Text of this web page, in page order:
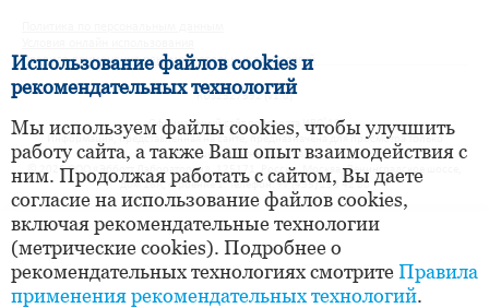
Правила применения рекомендательных технологий
RUS2327592 (v1.0)
Официальный сайт препарата ИРС 19
Информация, представленная на сайте, предназначена для просмотра только
совершеннолетними лицами.
© 2026 ООО «Эбботт Лэбораториз», 125171, Россия, Москва, Ленинградское шоссе,
дом 16А, строение 1. Телефон: +7 (495) 258 42 80
Использование файлов cookies и
рекомендательных технологий
Мы используем файлы cookies, чтобы улучшить
работу сайта, а также Ваш опыт взаимодействия с
ним. Продолжая работать с сайтом, Вы даете
согласие на использование файлов cookies,
включая рекомендательные технологии
(метрические cookies). Подробнее о
рекомендательных технологиях смотритеПравила
применения рекомендательных технологий.